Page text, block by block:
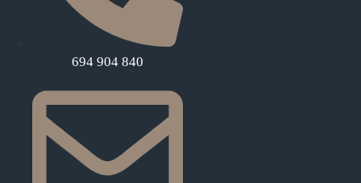
694 904 840